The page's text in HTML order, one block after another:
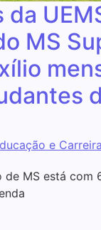
da
MS
e Carreira
de MS está com